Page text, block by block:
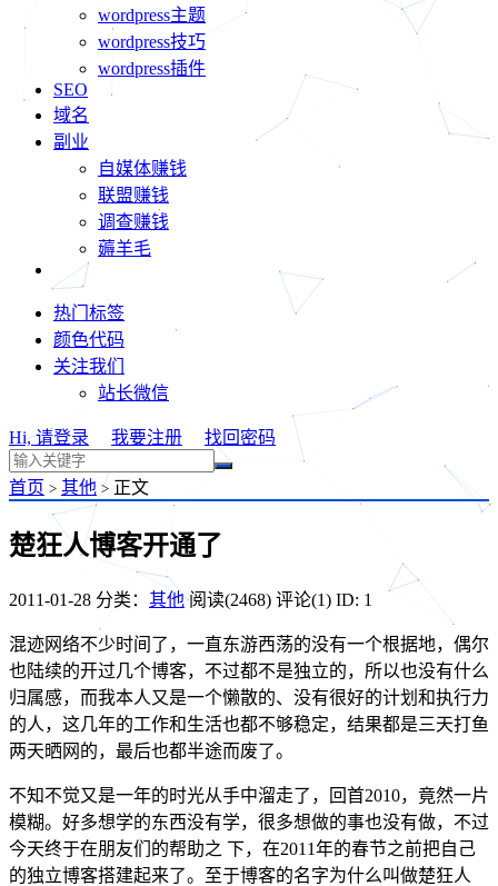
wordpress主题
wordpress技巧
wordpress插件
SEO
域名
副业
自媒体赚钱
联盟赚钱
调查赚钱
薅羊毛
热门标签
颜色代码
关注我们
站长微信
Hi, 请登录 我要注册 找回密码
首页 > 其他 > 正文
楚狂人博客开通了
2011-01-28 分类： 其他 阅读(2468) 评论(1) ID: 1
混迹网络不少时间了，一直东游西荡的没有一个根据地，偶尔
也陆续的开过几个博客，不过都不是独立的，所以也没有什么
归属感，而我本人又是一个懒散的、没有很好的计划和执行力
的人，这几年的工作和生活也都不够稳定，结果都是三天打鱼
两天晒网的，最后也都半途而废了。
不知不觉又是一年的时光从手中溜走了，回首2010，竟然一片
模糊。好多想学的东西没有学，很多想做的事也没有做，不过
今天终于在朋友们的帮助之 下，在2011年的春节之前把自己
的独立博客搭建起来了。至于博客的名字为什么叫做楚狂人